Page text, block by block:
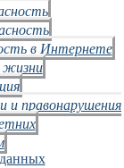
в Интернете
жизни
и правонарушения